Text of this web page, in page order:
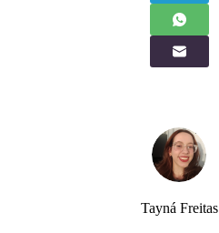
Tayná Freitas